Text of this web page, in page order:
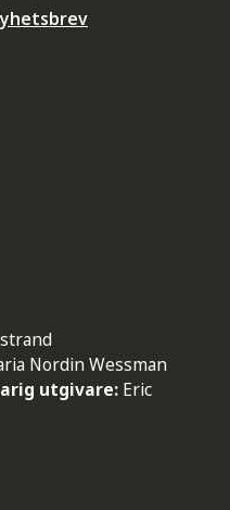
Nordin Wessman
utgivare: Eric